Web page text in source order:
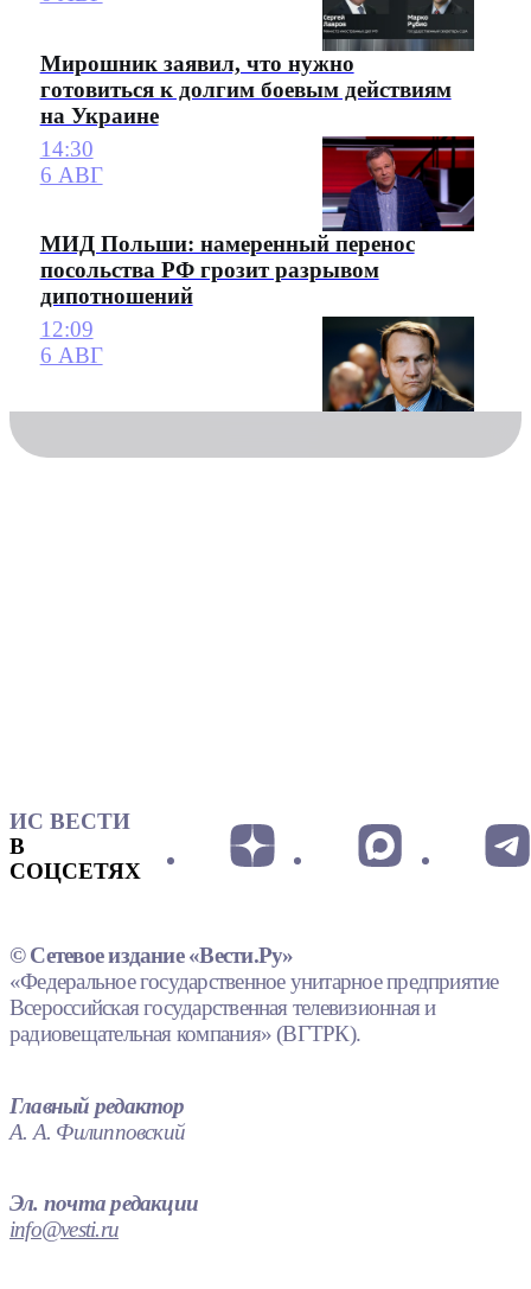
Мирошник заявил, что нужно
готовиться к долгим боевым действиям
на Украине
14:30
6 АВГ
МИД Польши: намеренный перенос
посольства РФ грозит разрывом
дипотношений
12:09
6 АВГ
ИС ВЕСТИ
В
СОЦСЕТЯХ
© Сетевое издание «Вести.Ру»
«Федеральное государственное унитарное предприятие
Всероссийская государственная телевизионная и
радиовещательная компания» (ВГТРК).
Главный редактор
А. А. Филипповский
Эл. почта редакции
info@vesti.ru